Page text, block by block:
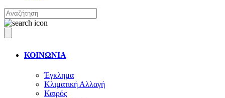
ΚΟΙΝΩΝΙΑ
Έγκλημα
Κλιματική Αλλαγή
Καιρός